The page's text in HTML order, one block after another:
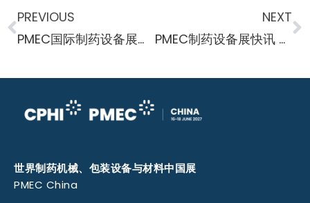
PREVIOUS
PMEC国际制药设备展行业快讯 下游工艺显示出溶瘤病毒纯化的潜力
NEXT
PMEC制药设备展快讯 用于制药用水中亚硝胺定量的色谱分析
世界制药机械、包装设备与材料中国展
PMEC China